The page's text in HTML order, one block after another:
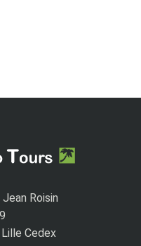
Jean Roisin
Cedex